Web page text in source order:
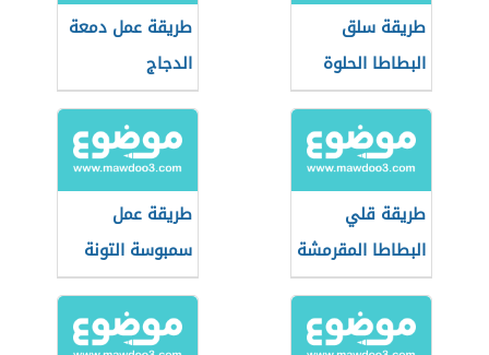
طريقة سلق
البطاطا الحلوة
طريقة عمل دمعة
الدجاج
طريقة قلي
البطاطا المقرمشة
طريقة عمل
سمبوسة التونة